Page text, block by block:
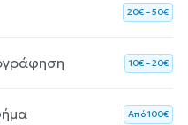
20€ – 50€
10€ – 20€
Aπό 100€